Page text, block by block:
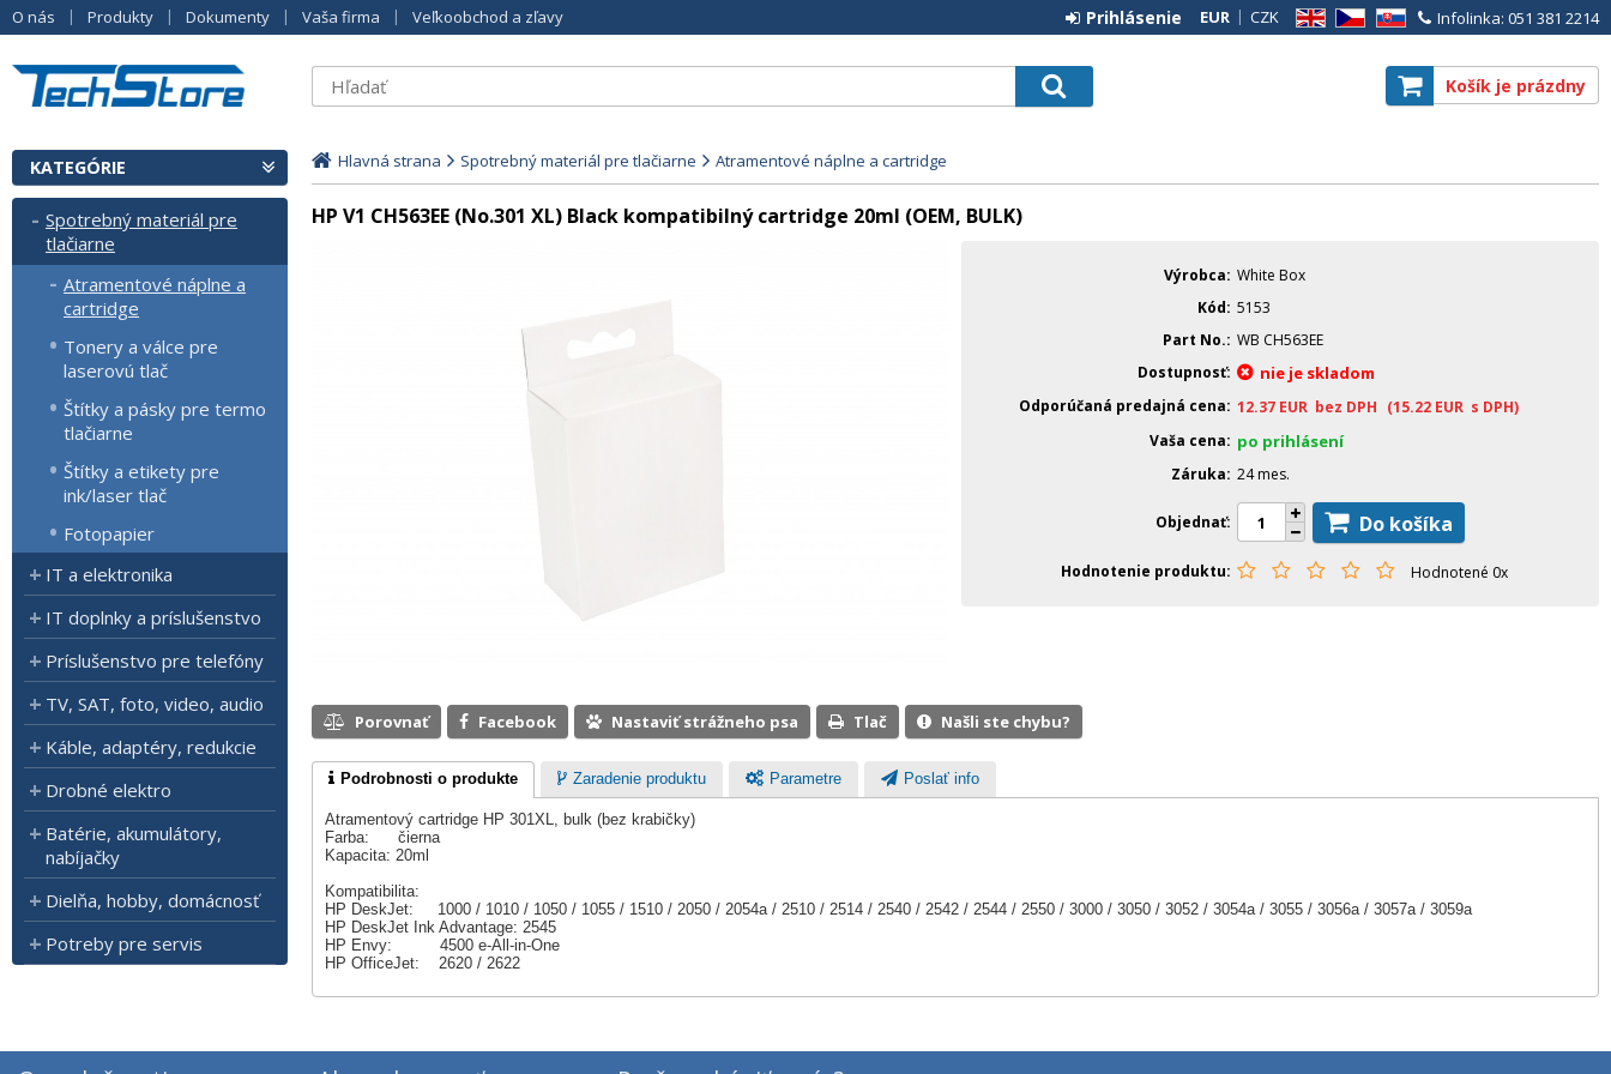
O nás Produkty Dokumenty Vaša firma Veľkoobchod a zľavy Infolinka: 051 381 2214
EN CZ SK
EUR CZK
Prihlásenie
Košík je prázdny
KATEGÓRIE
Spotrebný materiál pre
tlačiarne
Atramentové náplne a
cartridge
Tonery a válce pre
laserovú tlač
Štítky a pásky pre termo
tlačiarne
Štítky a etikety pre
ink/laser tlač
Fotopapier
IT a elektronika
IT doplnky a príslušenstvo
Príslušenstvo pre telefóny
TV, SAT, foto, video, audio
Káble, adaptéry, redukcie
Drobné elektro
Batérie, akumulátory,
nabíjačky
Dielňa, hobby, domácnosť
Potreby pre servis
Hlavná strana Spotrebný materiál pre tlačiarne Atramentové náplne a cartridge
HP V1 CH563EE (No.301 XL) Black kompatibilný cartridge 20ml (OEM, BULK)
Výrobca White Box
Kód 5153
Part No. WB CH563EE
Dostupnosť
nie je skladom
Odporúčaná predajná cena 12.37 EUR bez DPH (15.22 EUR s DPH)
Vaša cena
po prihlásení
Záruka 24 mes.
Objednať Do košíka
Hodnotenie produktu Hodnotené 0x
Porovnať Facebook Nastaviť strážneho psa Tlač Našli ste chybu?
Podrobnosti o produkte Zaradenie produktu Parametre Poslať info
Atramentový cartridge HP 301XL, bulk (bez krabičky)
Farba: čierna
Kapacita: 20ml
Kompatibilita:
HP DeskJet: 1000 / 1010 / 1050 / 1055 / 1510 / 2050 / 2054a / 2510 / 2514 / 2540 / 2542 / 2544 / 2550 / 3000 / 3050 / 3052 / 3054a / 3055 / 3056a / 3057a / 3059a
HP DeskJet Ink Advantage: 2545
HP Envy: 4500 e-All-in-One
HP OfficeJet: 2620 / 2622